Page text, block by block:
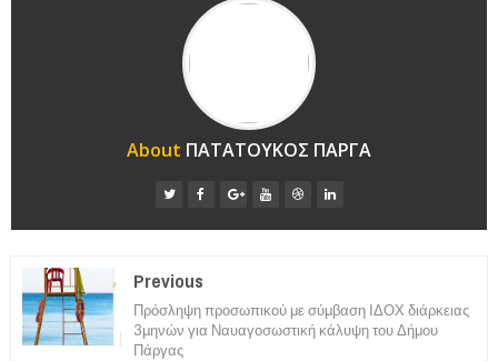
About ΠΑΤΑΤΟΥΚΟΣ ΠΑΡΓΑ
Previous
Πρόσληψη προσωπικού με σύμβαση ΙΔΟΧ διάρκειας
3μηνών για Ναυαγοσωστική κάλυψη του Δήμου
Πάργας